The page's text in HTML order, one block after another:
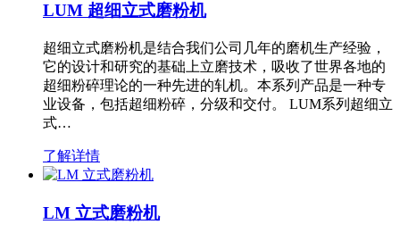
LUM 超细立式磨粉机
超细立式磨粉机是结合我们公司几年的磨机生产经验，
它的设计和研究的基础上立磨技术，吸收了世界各地的
超细粉碎理论的一种先进的轧机。本系列产品是一种专
业设备，包括超细粉碎，分级和交付。 LUM系列超细立
式…
了解详情
LM 立式磨粉机